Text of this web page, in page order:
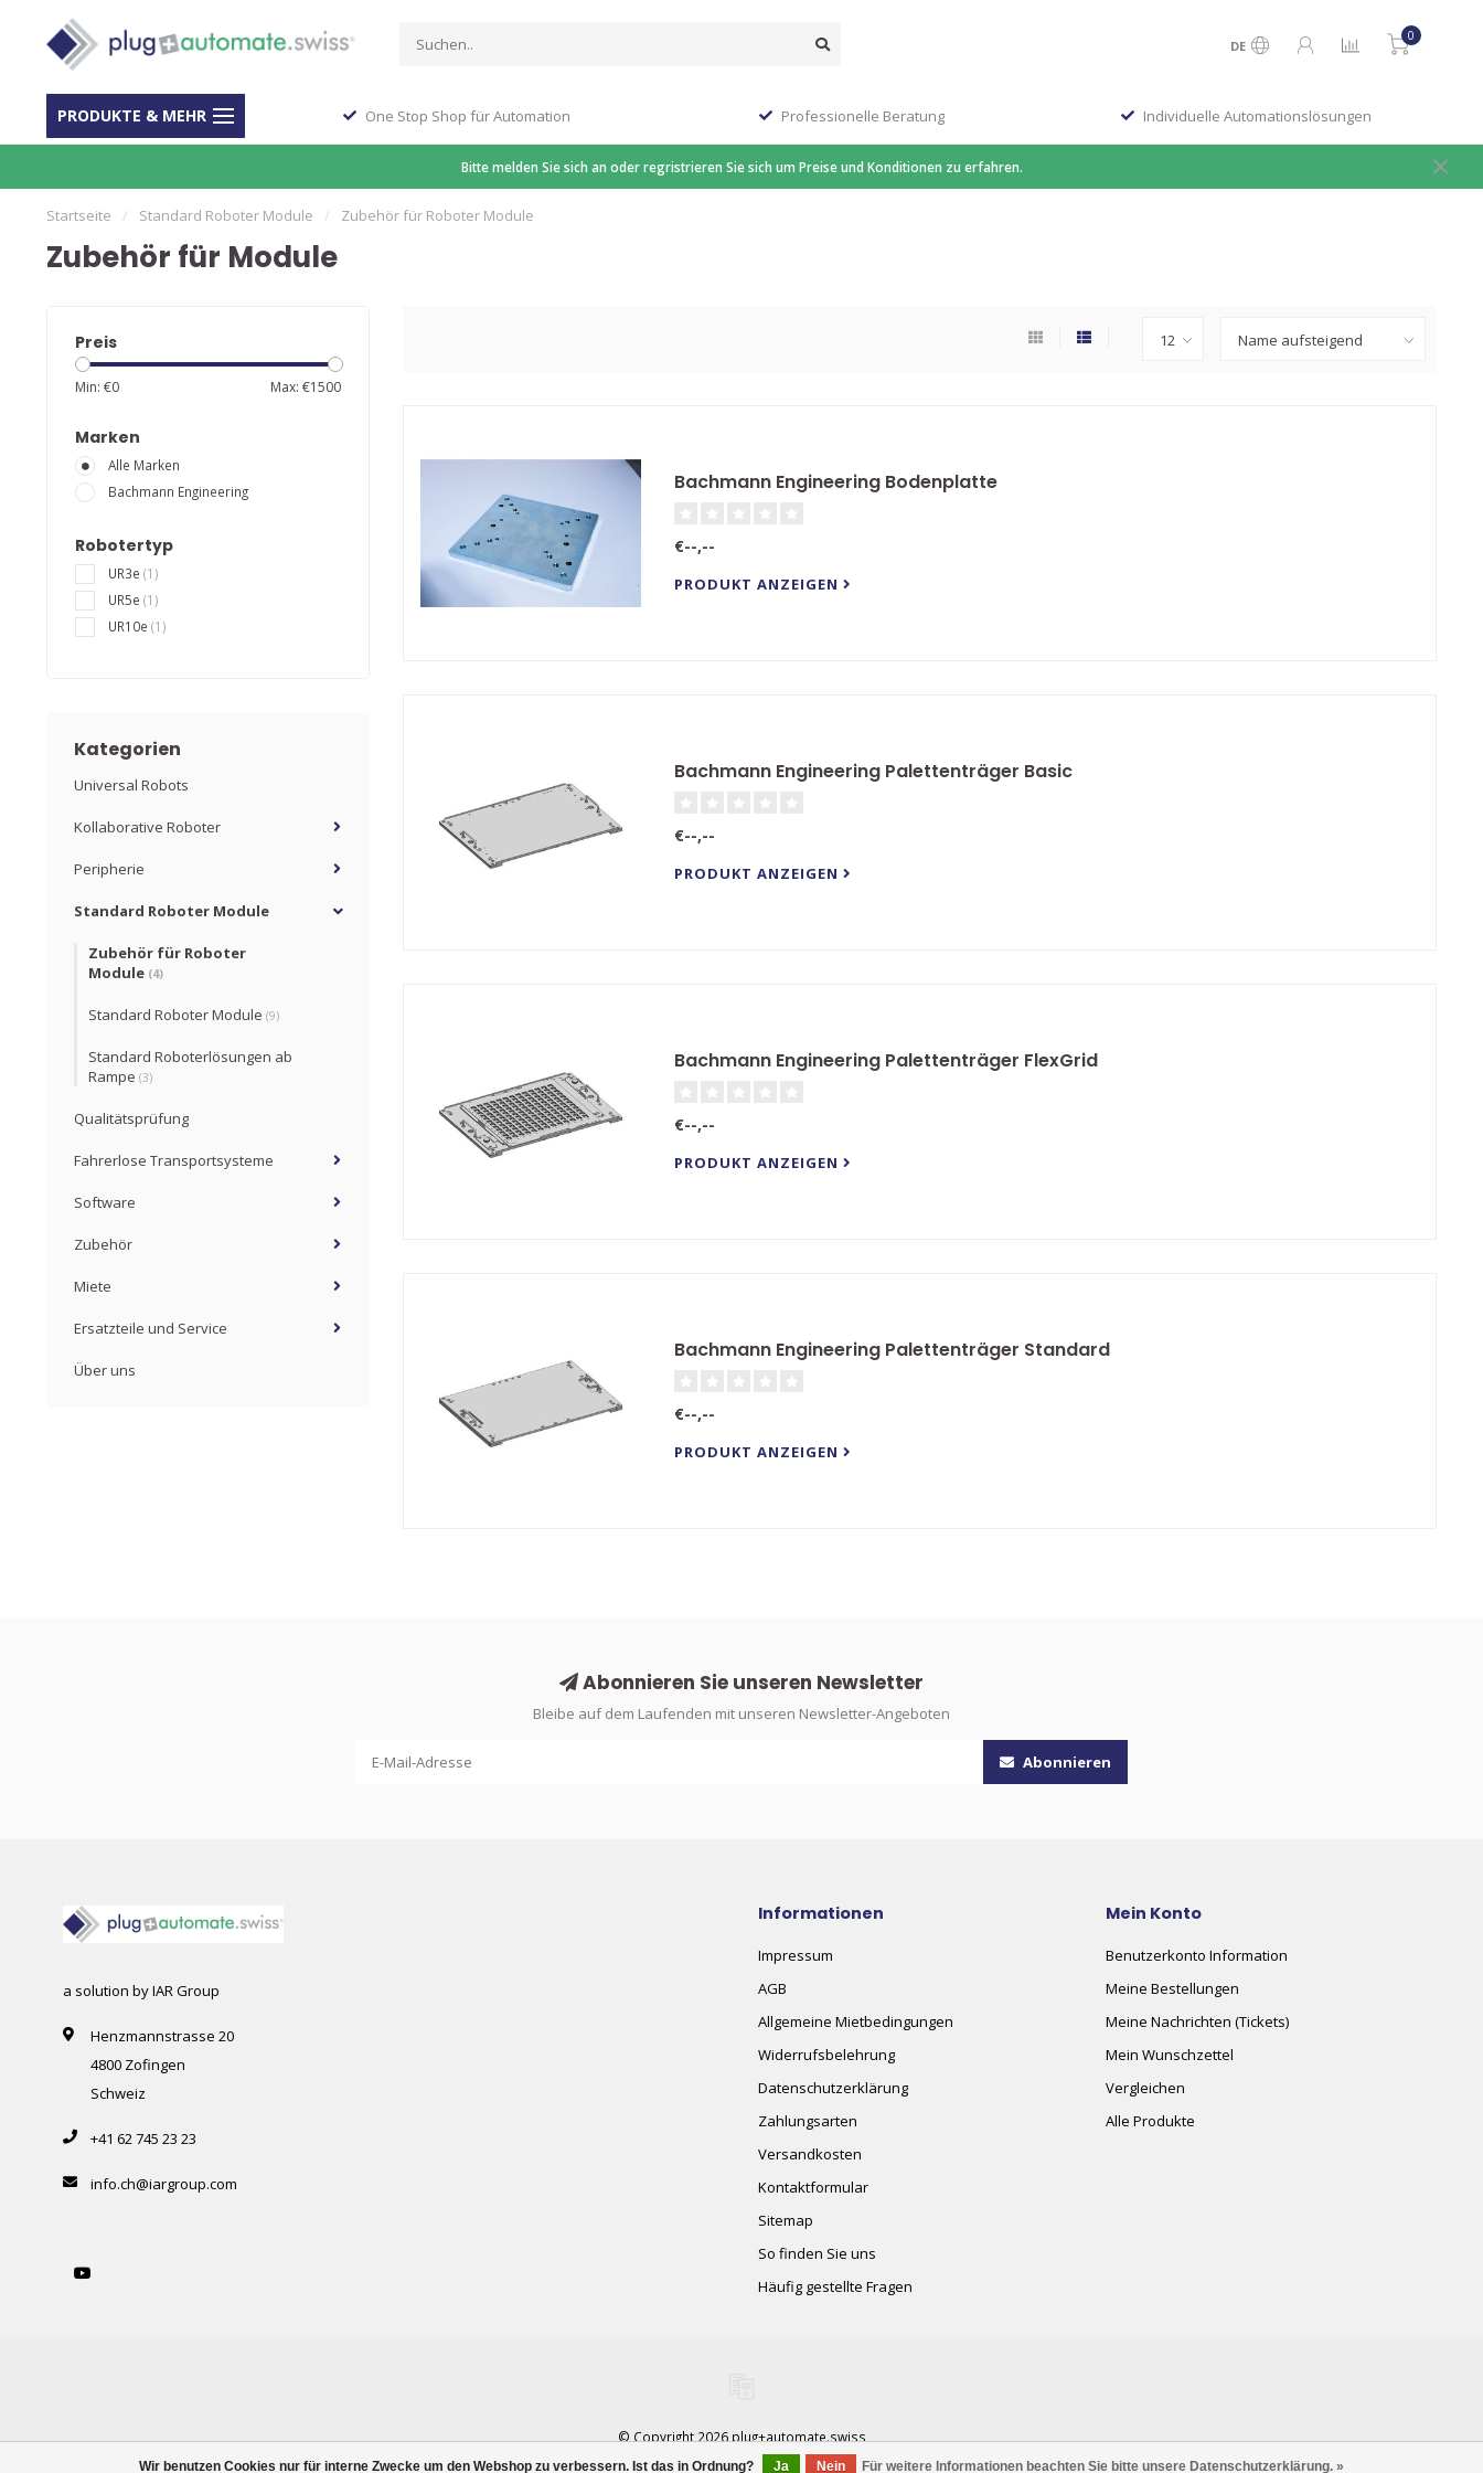
DE
0
PRODUKTE & MEHR
40 Jahre Erfahrung One Stop Shop für Automation Professionelle Beratung Individuelle Automationslösungen
Bitte melden Sie sich an oder regristrieren Sie sich um Preise und Konditionen zu erfahren.
Startseite / Standard Roboter Module / Zubehör für Roboter Module
Zubehör für Module
Preis
Min: €0 Max: €1500
Marken
Alle Marken
Bachmann Engineering
Robotertyp
UR3e (1)
UR5e (1)
UR10e (1)
Kategorien
Universal Robots
Kollaborative Roboter
Peripherie
Standard Roboter Module
Zubehör für Roboter
Module (4)
Standard Roboter Module (9)
Standard Roboterlösungen ab
Rampe (3)
Qualitätsprüfung
Fahrerlose Transportsysteme
Software
Zubehör
Miete
Ersatzteile und Service
Über uns
Bachmann Engineering Bodenplatte
€--,--
PRODUKT ANZEIGEN
Bachmann Engineering Palettenträger Basic
€--,--
PRODUKT ANZEIGEN
Bachmann Engineering Palettenträger FlexGrid
€--,--
PRODUKT ANZEIGEN
Bachmann Engineering Palettenträger Standard
€--,--
PRODUKT ANZEIGEN
Wir benutzen Cookies nur für interne Zwecke um den Webshop zu verbessern. Ist das in Ordnung? Ja Nein Für weitere Informationen beachten Sie bitte unsere Datenschutzerklärung. »
Abonnieren Sie unseren Newsletter
Bleibe auf dem Laufenden mit unseren Newsletter-Angeboten
Abonnieren
a solution by IAR Group
Henzmannstrasse 20
4800 Zofingen
Schweiz
+41 62 745 23 23
info.ch@iargroup.com
Informationen
Impressum
AGB
Allgemeine Mietbedingungen
Widerrufsbelehrung
Datenschutzerklärung
Zahlungsarten
Versandkosten
Kontaktformular
Sitemap
So finden Sie uns
Häufig gestellte Fragen
Mein Konto
Benutzerkonto Information
Meine Bestellungen
Meine Nachrichten (Tickets)
Mein Wunschzettel
Vergleichen
Alle Produkte
© Copyright 2026 plug+automate.swiss